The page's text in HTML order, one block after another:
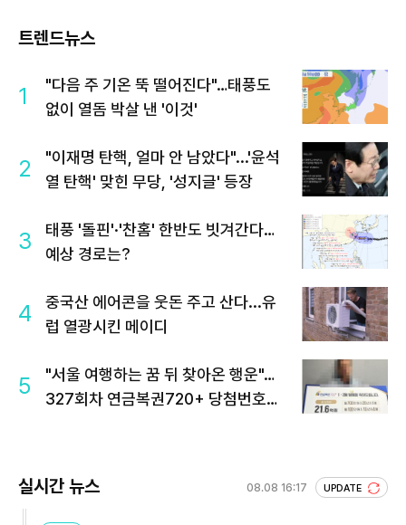
트렌드뉴스
1
"다음 주 기온 뚝 떨어진다"…태풍도
없이 열돔 박살 낸 '이것'
2
"이재명 탄핵, 얼마 안 남았다"...'윤석
열 탄핵' 맞힌 무당, '성지글' 등장
3
태풍 '돌핀'·'찬홈' 한반도 빗겨간다…
예상 경로는?
4
중국산 에어콘을 웃돈 주고 산다...유
럽 열광시킨 메이디
5
"서울 여행하는 꿈 뒤 찾아온 행운"…
327회차 연금복권720+ 당첨번호조
실시간 뉴스 08.08 16:17 UPDATE